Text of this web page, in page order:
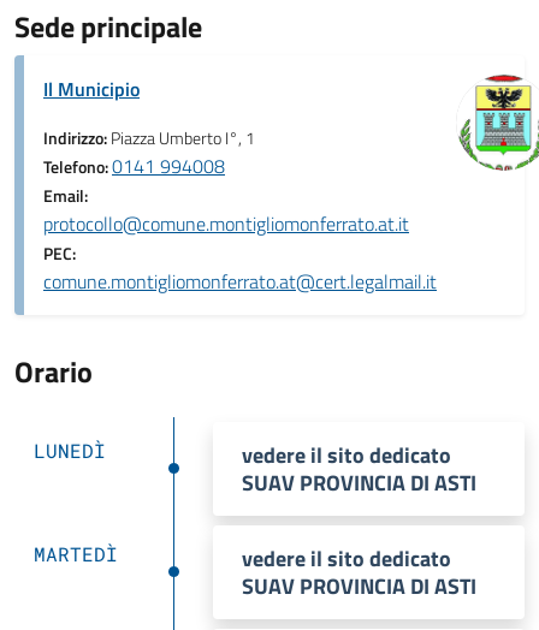
Sede principale
Il Municipio
Indirizzo:Piazza Umberto I°, 1
Telefono:0141 994008
Email:
protocollo@comune.montigliomonferrato.at.it
PEC:
comune.montigliomonferrato.at@cert.legalmail.it
Orario
LUNEDÌ
vedere il sito dedicato
SUAV PROVINCIA DI ASTI
MARTEDÌ
vedere il sito dedicato
SUAV PROVINCIA DI ASTI